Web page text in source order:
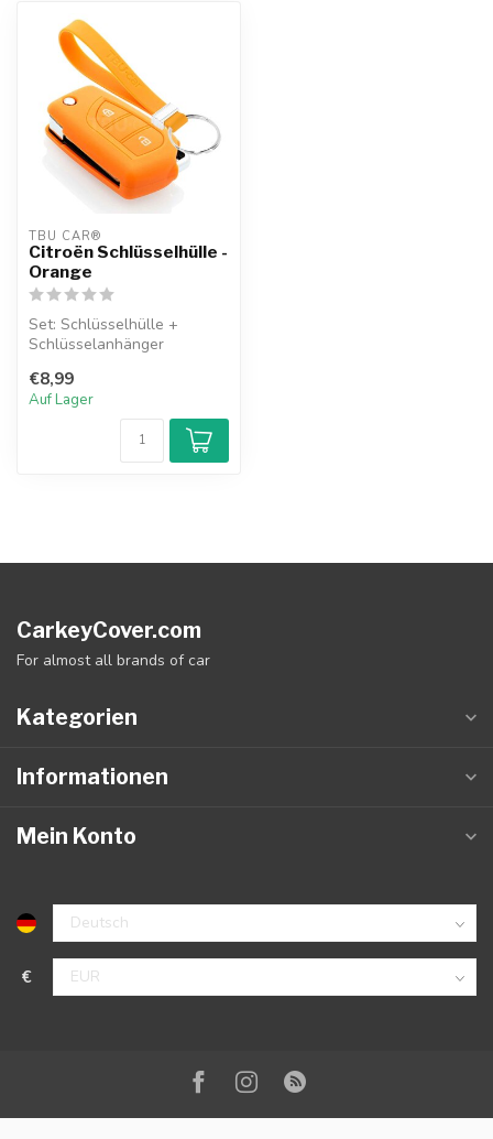
TBU CAR®
Citroën Schlüsselhülle -
Orange
Set: Schlüsselhülle +
Schlüsselanhänger
€8,99
Auf Lager
CarkeyCover.com
For almost all brands of car
Kategorien
Informationen
Mein Konto
€